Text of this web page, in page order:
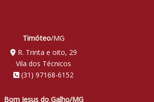
Timóteo/MG
R. Trinta e oito, 29
Vila dos Técnicos
(31) 97168-6152
Bom Jesus do Galho/MG